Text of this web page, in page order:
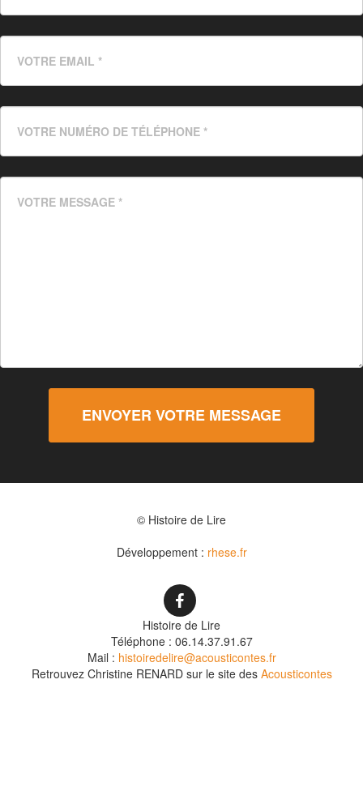
ENVOYER VOTRE MESSAGE
© Histoire de Lire
Développement : rhese.fr
Histoire de Lire
Téléphone : 06.14.37.91.67
Mail : histoiredelire@acousticontes.fr
Retrouvez Christine RENARD sur le site des Acousticontes